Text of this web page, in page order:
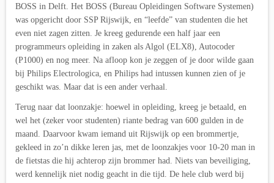
BOSS in Delft. Het BOSS (Bureau Opleidingen Software Systemen)
was opgericht door SSP Rijswijk, en “leefde” van studenten die het
even niet zagen zitten. Je kreeg gedurende een half jaar een
programmeurs opleiding in zaken als Algol (ELX8), Autocoder
(P1000) en nog meer. Na afloop kon je zeggen of je door wilde gaan
bij Philips Electrologica, en Philips had intussen kunnen zien of je
geschikt was. Maar dat is een ander verhaal.
Terug naar dat loonzakje: hoewel in opleiding, kreeg je betaald, en
wel het (zeker voor studenten) riante bedrag van 600 gulden in de
maand. Daarvoor kwam iemand uit Rijswijk op een brommertje,
gekleed in zo’n dikke leren jas, met de loonzakjes voor 10-20 man in
de fietstas die hij achterop zijn brommer had. Niets van beveiliging,
werd kennelijk niet nodig geacht in die tijd. De hele club werd bij